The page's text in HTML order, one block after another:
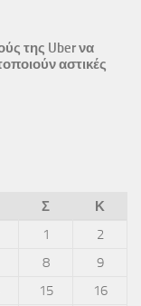
της Uber να
αστικές
Σ
Κ
1
2
8
9
15
16